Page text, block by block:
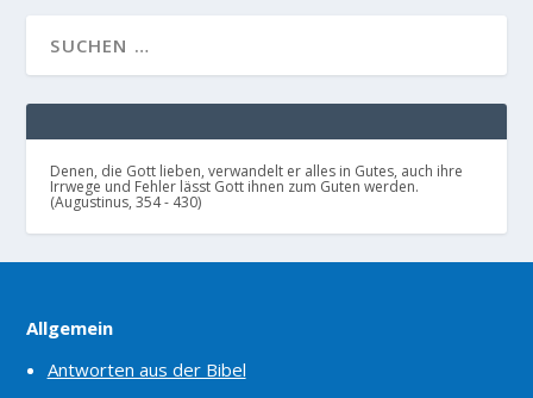
Denen, die Gott lieben, verwandelt er alles in Gutes, auch ihre
Irrwege und Fehler lässt Gott ihnen zum Guten werden.
(Augustinus, 354 - 430)
Allgemein
Antworten aus der Bibel